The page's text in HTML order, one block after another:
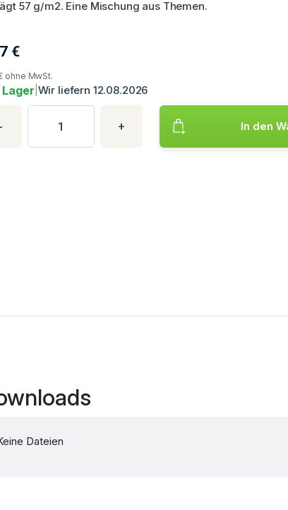
57 g/m2. Eine Mischung aus Themen.
€ Produktpreis
ohne MwSt.
Wir liefern 12.08.2026
- +
Sie die gewünschte Produktmenge ein.
In den
Fügt das Produkt hinzu
Dateien